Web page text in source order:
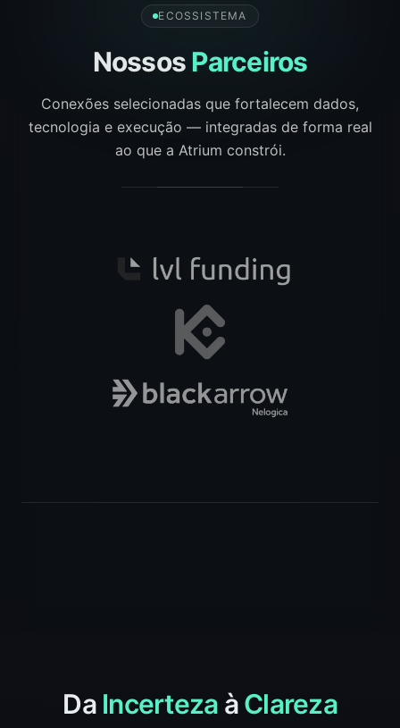
ECOSSISTEMA
Nossos Parceiros
Conexões selecionadas que fortalecem dados,
tecnologia e execução — integradas de forma real
ao que a Atrium constrói.
Da Incerteza àClareza